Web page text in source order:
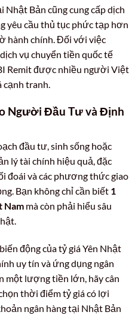
Nhật Bản cũng cung cấp dịch
yêu cầu thủ tục phức tạp hơn
hành chính. Đối với việc
vụ chuyển tiền quốc tế
Remit được nhiều người Việt
cạnh tranh.
Người Đầu Tư và Định
đầu tư, sinh sống hoặc
lý tài chính hiệu quả, đặc
đoái và các phương thức giao
Bạn không chỉ cần biết 1
Nam mà còn phải hiểu sâu
động của tỷ giá Yên Nhật
uy tín và ứng dụng ngân
một lượng tiền lớn, hãy cân
thời điểm tỷ giá có lợi
ngân hàng tại Nhật Bản